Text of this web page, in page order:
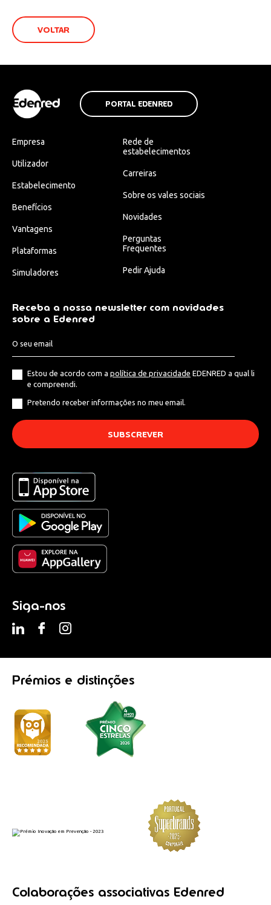
VOLTAR
PORTAL EDENRED
Empresa
Utilizador
Estabelecimento
Benefícios
Vantagens
Plataformas
Simuladores
Rede de
estabelecimentos
Carreiras
Sobre os vales sociais
Novidades
Perguntas
Frequentes
Pedir Ajuda
Receba a nossa newsletter com novidades
sobre a Edenred
Estou de acordo com a política de privacidade EDENRED a qual li
e compreendi.
Pretendo receber informações no meu email.
Siga-nos
Prémios e distinções
Colaborações associativas Edenred